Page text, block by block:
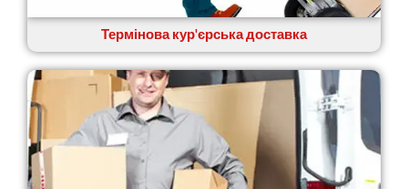
Термінова кур'єрська доставка